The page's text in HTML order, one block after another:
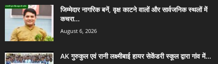
जिम्मेदार नागरिक बनें, वृक्ष काटने वालों और सार्वजनिक स्थलों में
कचरा...
August 6, 2026
AK गुरुकुल एवं रानी लक्ष्मीबाई हायर सेकेंडरी स्कूल द्वारा गांव में...